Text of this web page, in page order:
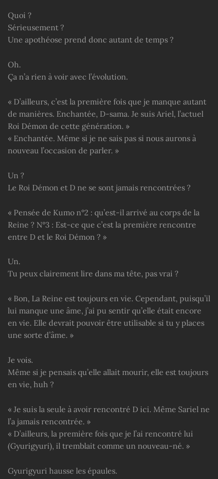
Quoi ?
Sérieusement ?
Une apothéose prend donc autant de temps ?
Oh.
Ça n’a rien à voir avec l’évolution.
« D’ailleurs, c’est la première fois que je manque autant
de manières. Enchantée, D-sama. Je suis Ariel, l’actuel
Roi Démon de cette génération. »
« Enchantée. Même si je ne sais pas si nous aurons à
nouveau l’occasion de parler. »
Un ?
Le Roi Démon et D ne se sont jamais rencontrées ?
« Pensée de Kumo n°2 : qu’est-il arrivé au corps de la
Reine ? N°3 : Est-ce que c’est la première rencontre
entre D et le Roi Démon ? »
Un.
Tu peux clairement lire dans ma tête, pas vrai ?
« Bon, La Reine est toujours en vie. Cependant, puisqu’il
lui manque une âme, j’ai pu sentir qu’elle était encore
en vie. Elle devrait pouvoir être utilisable si tu y places
une sorte d’âme. »
Je vois.
Même si je pensais qu’elle allait mourir, elle est toujours
en vie, huh ?
« Je suis la seule à avoir rencontré D ici. Même Sariel ne
l’a jamais rencontrée. »
« D’ailleurs, la première fois que je l’ai rencontré lui
(Gyurigyuri), il tremblait comme un nouveau-né. »
Gyurigyuri hausse les épaules.